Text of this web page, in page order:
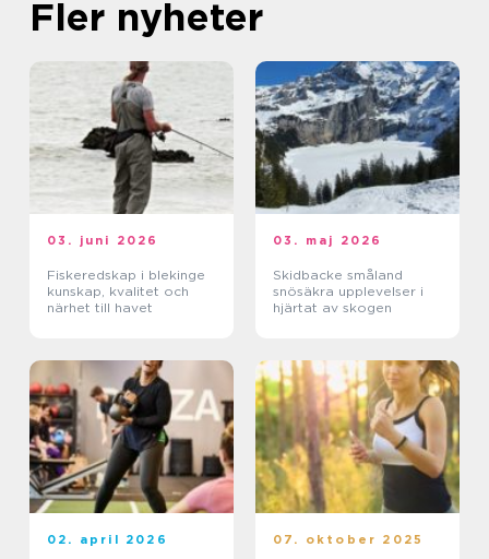
Fler nyheter
03. juni 2026
Fiskeredskap i blekinge
kunskap, kvalitet och
närhet till havet
03. maj 2026
Skidbacke småland
snösäkra upplevelser i
hjärtat av skogen
02. april 2026 07. oktober 2025